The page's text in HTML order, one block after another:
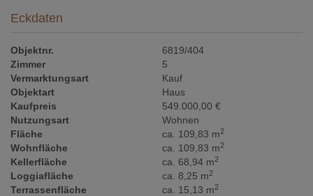
Eckdaten
Objektnr.
6819/404
Zimmer
5
Vermarktungsart
Kauf
Objektart
Haus
Kaufpreis
549.000,00 €
Nutzungsart
Wohnen
Fläche
ca. 109,83 m2
Wohnfläche ca. 109,83 m2
Kellerfläche ca. 68,94 m2
Loggiafläche ca. 8,25 m2
Terrassenfläche ca. 15,13 m2